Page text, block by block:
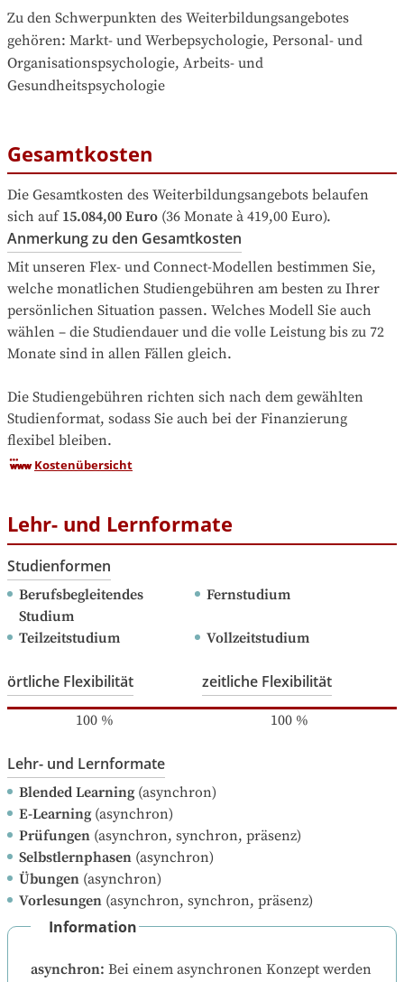
Zu den Schwerpunkten des Weiterbildungsangebotes
gehören: Markt- und Werbepsychologie, Personal- und
Organisationspsychologie, Arbeits- und
Gesundheitspsychologie
Gesamtkosten
Die Gesamtkosten des Weiterbildungsangebots belaufen
sich auf 15.084,00 Euro (36 Monate à 419,00 Euro).
Anmerkung zu den Gesamtkosten
Mit unseren Flex- und Connect-Modellen bestimmen Sie,
welche monatlichen Studiengebühren am besten zu Ihrer
persönlichen Situation passen. Welches Modell Sie auch
wählen – die Studiendauer und die volle Leistung bis zu 72
Monate sind in allen Fällen gleich.
Die Studiengebühren richten sich nach dem gewählten
Studienformat, sodass Sie auch bei der Finanzierung
flexibel bleiben.
Kostenübersicht
Lehr- und Lernformate
Studienformen
Berufsbegleitendes
Studium
Fernstudium
Teilzeitstudium Vollzeitstudium
örtliche Flexibilität
100%
zeitliche Flexibilität
100%
Lehr- und Lernformate
Blended Learning(asynchron)
E-Learning(asynchron)
Prüfungen (asynchron, synchron, präsenz)
Selbstlernphasen (asynchron)
Übungen (asynchron)
Vorlesungen (asynchron, synchron, präsenz)
Information
asynchron: Bei einem asynchronen Konzept werden